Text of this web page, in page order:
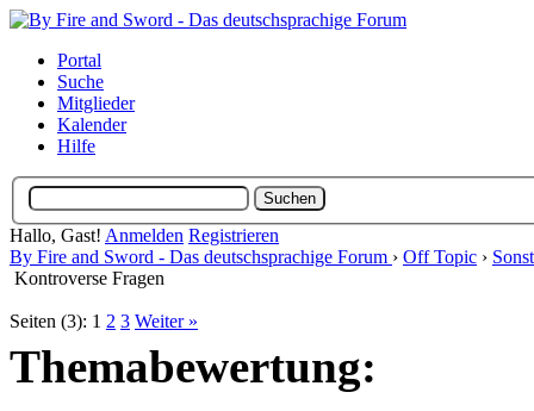
Portal
Suche
Mitglieder
Kalender
Hilfe
Hallo, Gast! Anmelden Registrieren
By Fire and Sword - Das deutschsprachige Forum › Off Topic ›
Kontroverse Fragen
Seiten (3): 1 2 3 Weiter »
Themabewertung: